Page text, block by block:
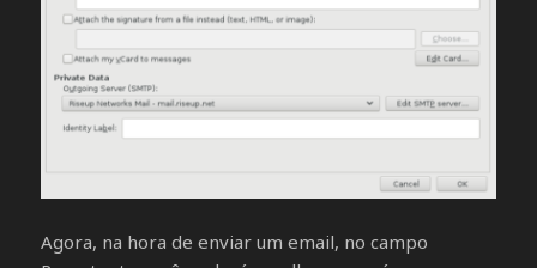
Agora, na hora de enviar um email, no campo